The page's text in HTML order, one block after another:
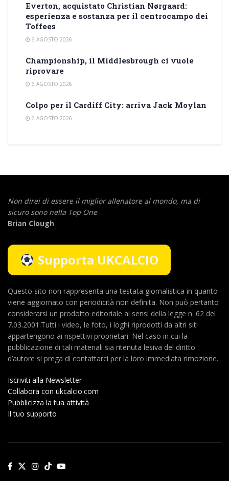
Everton, acquistato Christian Nørgaard:
esperienza e sostanza per il centrocampo dei
Toffees
6 AGOSTO 2026
Championship, il Middlesbrough ci vuole
riprovare
6 AGOSTO 2026
Colpo per il Cardiff City: arriva Jack Moylan
6 AGOSTO 2026
Non direi di essere il miglior allenatore al mondo, ma di
sicuro sono nella Top One
Brian Clough
Supporta UKCALCIO
Questo sito non rappresenta una testata giornalistica in quanto
viene aggiornato con periodicità non definita. Non può pertanto
considerarsi un prodotto editoriale ai sensi della legge n. 62 del
7.03.2001.Tutti i video, le foto, i loghi riprodotti da altri siti
appartengono ai rispettivi proprietari. Nel caso in cui la
pubblicazione di tali materiali sia ritenuta lesiva del diritto
d’autore si prega di contattarci per la loro immediata rimozione.
Iscriviti alla Newsletter
Collabora con ukcalcio.com
Pubblicizza la tua attività
Il tuo supporto